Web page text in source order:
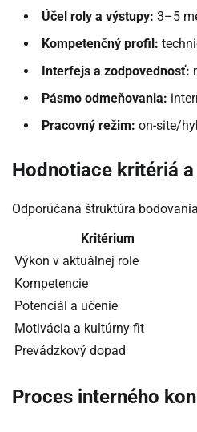
Účel roly a výstupy: 3–5
Kompetenčný profil:
Interfejs a zodpovednosť:
Pásmo odmeňovania:
Pracovný režim: on-site/
Hodnotiace kritériá a
Odporúčaná štruktúra
Kritérium
Výkon v aktuálnej role
Kompetencie
Potenciál a učenie
Motivácia a kultúrny fit
Prevádzkový dopad
Proces interného